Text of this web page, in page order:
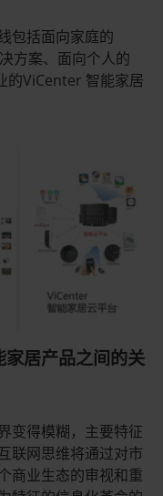
包括面向家庭的
方案、面向个人的
的ViCenter 智能家居
居产品之间的关
变得模糊，主要特征
联网思维将通过对市
商业生态的审视和重